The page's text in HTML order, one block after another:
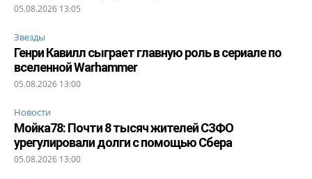
05.08.2026 13:05
Звезды
Генри Кавилл сыграет главную роль в сериале по
вселенной Warhammer
05.08.2026 13:00
Новости
Мойка78: Почти 8 тысяч жителей СЗФО
урегулировали долги с помощью Сбера
05.08.2026 13:00